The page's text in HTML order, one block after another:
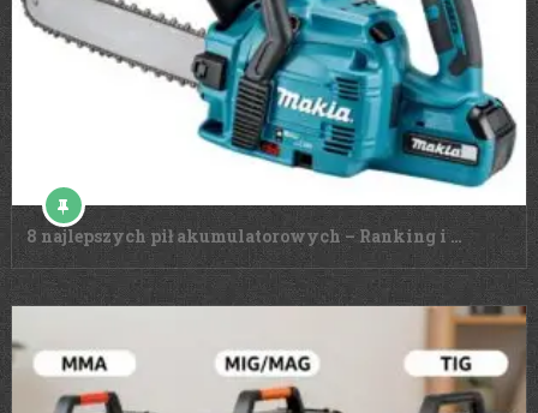
8 najlepszych pił akumulatorowych – Ranking i …